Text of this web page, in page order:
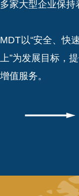
多家大型企业保持
MDT以“安全、快
上”为发展目标，
增值服务。